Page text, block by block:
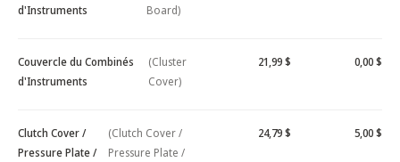
d'Instruments
Board)
Couvercle du Combinés
d'Instruments
(Cluster
Cover)
21,99 $ 0,00 $
Clutch Cover /
Pressure Plate /
(Clutch Cover /
Pressure Plate /
24,79 $ 5,00 $